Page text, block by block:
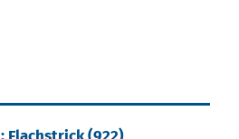
Flachstrick (922)